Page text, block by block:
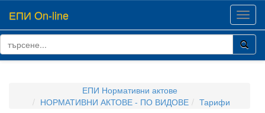
ЕПИ On-line
ЕПИ Нормативни актове
НОРМАТИВНИ АКТОВЕ - ПО ВИДОВЕ
Тарифи